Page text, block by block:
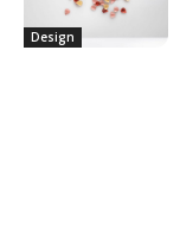
Design